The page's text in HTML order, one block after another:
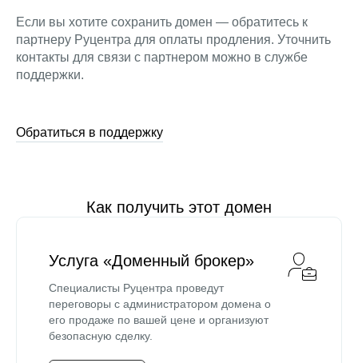
Если вы хотите сохранить домен — обратитесь к
партнеру Руцентра для оплаты продления. Уточнить
контакты для связи с партнером можно в службе
поддержки.
Обратиться в поддержку
Как получить этот домен
Услуга «Доменный брокер»
Специалисты Руцентра проведут
переговоры с администратором домена о
его продаже по вашей цене и организуют
безопасную сделку.